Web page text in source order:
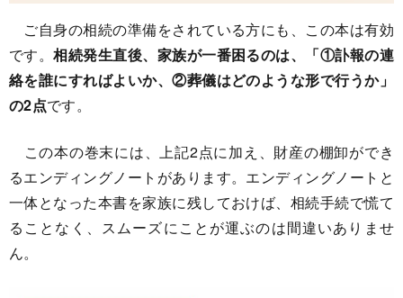
ご自身の相続の準備をされている方にも、この本は有効
です。相続発生直後、家族が一番困るのは、「①訃報の連
絡を誰にすればよいか、②葬儀はどのような形で行うか」
の2点です。
この本の巻末には、上記2点に加え、財産の棚卸ができ
るエンディングノートがあります。エンディングノートと
一体となった本書を家族に残しておけば、相続手続で慌て
ることなく、スムーズにことが運ぶのは間違いありませ
ん。